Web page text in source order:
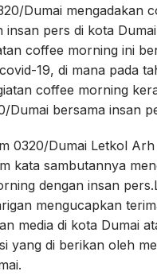
Dumai mengadakan
insan pers di kota
coffee morning ini
19, di mana pada
coffee morning
Dumai bersama insan
0320/Dumai Letkol
kata sambutannya
dengan insan
mengucapkan
media di kota Dumai
yang di berikan oleh